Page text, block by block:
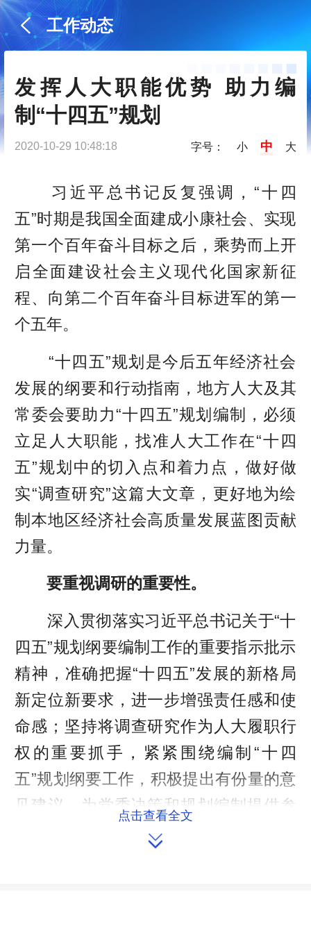
工作动态
发挥人大职能优势 助力编
制“十四五”规划
2020-10-29 10:48:18 字号： 小 中 大
习近平总书记反复强调，“十四
五”时期是我国全面建成小康社会、实现
第一个百年奋斗目标之后，乘势而上开
启全面建设社会主义现代化国家新征
程、向第二个百年奋斗目标进军的第一
个五年。
“十四五”规划是今后五年经济社会
发展的纲要和行动指南，地方人大及其
常委会要助力“十四五”规划编制，必须
立足人大职能，找准人大工作在“十四
五”规划中的切入点和着力点，做好做
实“调查研究”这篇大文章，更好地为绘
制本地区经济社会高质量发展蓝图贡献
力量。
要重视调研的重要性。
深入贯彻落实习近平总书记关于“十
四五”规划纲要编制工作的重要指示批示
精神，准确把握“十四五”发展的新格局
新定位新要求，进一步增强责任感和使
命感；坚持将调查研究作为人大履职行
权的重要抓手，紧紧围绕编制“十四
五”规划纲要工作，积极提出有份量的意
见建议，为党委决策和规划编制提供参
考，共同编制好、绘制好“十四五”规划
点击查看全文
